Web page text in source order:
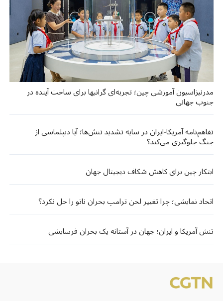
مدرنیزاسیون آموزشی چین؛ تجربه‌ای گرانبها برای ساخت آینده در
جنوب جهانی
تفاهم‌نامه آمریکا-ایران در سایه تشدید تنش‌ها؛ آیا دیپلماسی از
جنگ جلوگیری می‌کند؟
ابتکار چین برای کاهش شکاف دیجیتال جهان
اتحاد نمایشی؛ چرا تغییر لحن ترامپ بحران ناتو را حل نکرد؟
تنش آمریکا و ایران؛ جهان در آستانه یک بحران فرسایشی